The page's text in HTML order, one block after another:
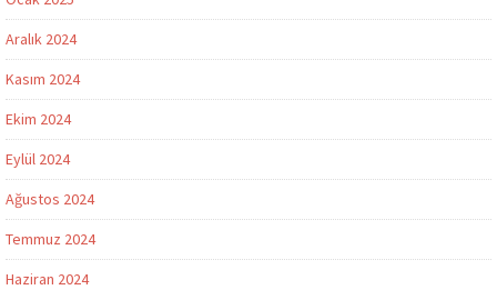
Aralık 2024
Kasım 2024
Ekim 2024
Eylül 2024
Ağustos 2024
Temmuz 2024
Haziran 2024